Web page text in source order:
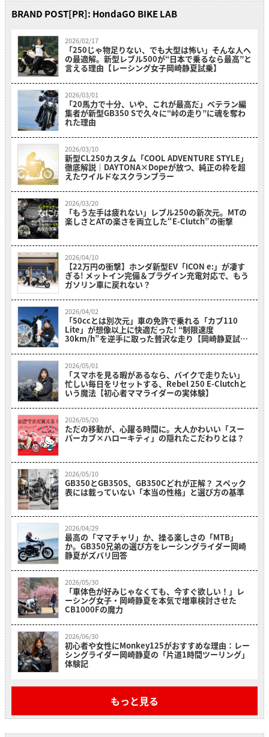
BRAND POST[PR]: HondaGO BIKE LAB
2026/02/17
「250じゃ物足りない、でも大型は怖い」そんな人へ
の最適解。新型レブル500が“日本で乗るなら最高”と
言える理由【レーシング女子岡崎静夏試乗】
2026/03/01
「20馬力で十分、いや、これが最高だ」ベテラン編
集者が新型GB350 Sで久々に“峠の走り”に魂を奪わ
れた理由
2026/03/10
新型CL250カスタム「COOL ADVENTURE STYLE」
徹底解説｜DAYTONA×Dopeが放つ、純正の枠を超
えたワイルドなスクランブラー
2026/03/20
「もう左手は疲れない」レブル250の新次元。MTの
楽しさとATの楽さを両立した“E-Clutch”の衝撃
2026/04/10
【22万円の衝撃】ホンダ新型EV「ICON e:」が凄す
ぎる! メットイン完備＆プラグイン充電対応で、もう
ガソリン車に戻れない？
2026/04/02
「50ccとは別次元」車の免許で乗れる「カブ110
Lite」が想像以上に快適だった! “制限速度
30km/h”を逆手に取った贅沢な走り【岡崎静夏試乗
2026/05/01
「スマホを見る暇があるなら、バイクで走りたい」
忙しい毎日をリセットする、Rebel 250 E-Clutchと
いう魔法【初心者ママライダーの実体験】
2026/05/20
ただの移動が、心躍る時間に。大人かわいい「スー
パーカブ×ハローキティ」の隠れたこだわりとは？
2026/05/10
GB350とGB350S、GB350Cどれが正解？ スペック
表には載っていない「本当の性格」と選び方の基準
2026/04/29
最高の「ママチャリ」か、操る楽しさの「MTB」
か。GB350兄弟の選び方をレーシングライダー岡崎
静夏がズバリ回答
2026/05/30
「車体色が好みじゃなくても、今すぐ欲しい！」レ
ーシング女子・岡崎静夏を本気で増車検討させた
CB1000Fの魔力
2026/06/30
初心者や女性にMonkey125がおすすめな理由：レー
シングライダー岡崎静夏の「片道1時間ツーリング」
体験記
もっと見る